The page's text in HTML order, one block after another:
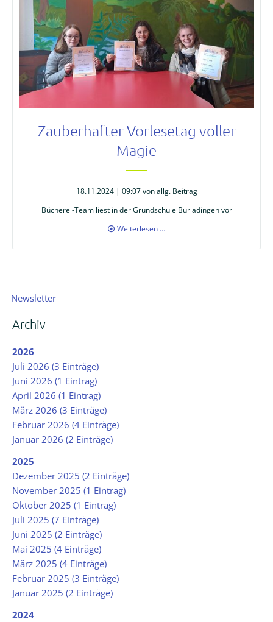
Zauberhafter Vorlesetag voller
Magie
18.11.2024 | 09:07von allg. Beitrag
Bücherei-Team liest in der Grundschule Burladingen vor
Weiterlesen …Zauberhafter
voller
Navigation
Newsletter
Archiv
2026
Juli 2026 (3 Einträge)
Juni 2026 (1 Eintrag)
April 2026 (1 Eintrag)
März 2026 (3 Einträge)
Februar 2026 (4 Einträge)
Januar 2026 (2 Einträge)
2025
Dezember 2025 (2 Einträge)
November 2025 (1 Eintrag)
Oktober 2025 (1 Eintrag)
Juli 2025 (7 Einträge)
Juni 2025 (2 Einträge)
Mai 2025 (4 Einträge)
März 2025 (4 Einträge)
Februar 2025 (3 Einträge)
Januar 2025 (2 Einträge)
2024